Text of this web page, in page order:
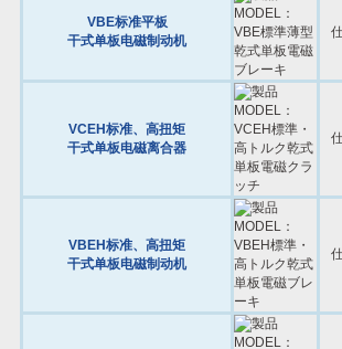
VBE标准平板
干式单板电磁制动机
VCEH标准、高扭矩
干式单板电磁离合器
VBEH标准、高扭矩
干式单板电磁制动机